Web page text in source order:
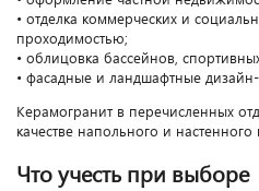
• отделка коммерческих и
проходимостью;
• облицовка бассейнов,
• фасадные и ландшафтные дизайн-
Керамогранит в перечисленных
качестве напольного и настенного
Что учесть при выборе